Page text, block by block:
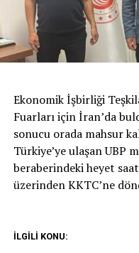
Ekonomik İşbirliği
Fuarları için İran’da
sonucu orada mahsur
Türkiye’ye ulaşan UBP
beraberindeki heyet
üzerinden KKTC’ne
İLGİLİ KONU: